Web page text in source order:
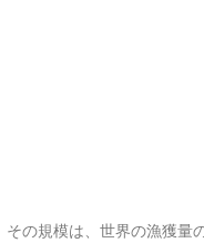
その規模は、世界の漁獲量